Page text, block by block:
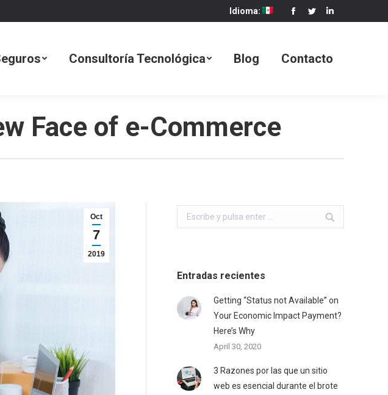
Idioma: Facebook
TwitterLinkedin
Consultoría Tecnológica Blog Contacto
Face of e-Commerce
Oct
7
2019
Buscar:
Entradas recientes
Getting “Status not Available” on
Your Economic Impact Payment?
Here’s Why
April 30, 2020
3 Razones por las que un sitio
web es esencial durante el brote
Tecnológica Blog Contacto